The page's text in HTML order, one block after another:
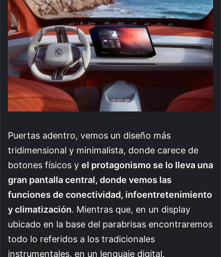
Puertas adentro, vemos un diseño más
tridimensional y minimalista, donde carece de
botones físicos y el protagonismo se lo lleva una
gran pantalla central, donde vemos las
funciones de conectividad, infoentretenimiento
y climatización. Mientras que, en un display
ubicado en la base del parabrisas encontraremos
todo lo referidos a los tradicionales
instrumentales, en un lenguaje digital.